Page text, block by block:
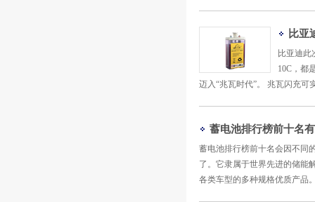
比亚
比亚迪此
10C，都
迈入“兆瓦时代”。 兆瓦闪充可
蓄电池排行榜前十名
蓄电池排行榜前十名会因不同
了。它隶属于世界先进的储能
各类车型的多种规格优质产品